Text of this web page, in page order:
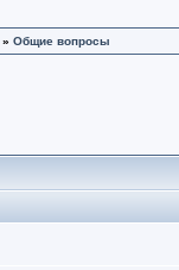
» Общие вопросы